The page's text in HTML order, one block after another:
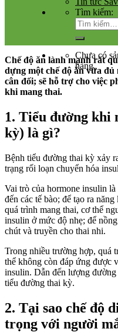
Tìm kiếm:
Chưa có
hàng.
Chế độ ăn lành mạnh rất
dựng một chế độ ăn vừa
cân đối; sẽ hỗ trợ cho việc
khi mang thai.
1. Tiểu đường khi
kỳ) là gì?
Bệnh tiểu đường thai kỳ xảy
trạng rối loạn chuyển hóa
Vai trò của hormone insulin
đến các tế bào; để tạo ra
quá trình mang thai, cơ thể
insulin ở mức độ nhẹ; để
chút và truyền cho thai nhi.
Trong nhiều trường hợp, quá
thể không còn đáp ứng được
insulin. Dẫn đến lượng đường
tiểu đường thai kỳ.
2. Tại sao chế độ
trọng với người